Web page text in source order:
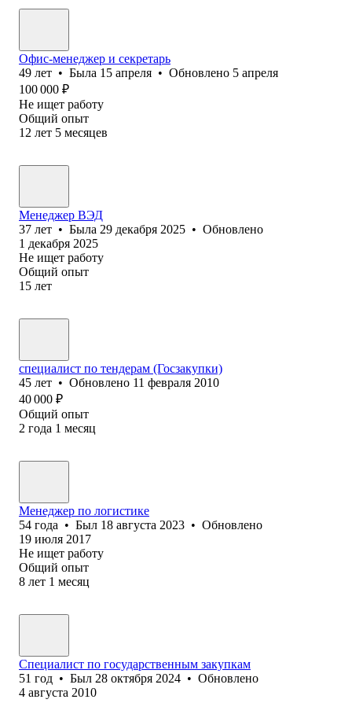
Офис-менеджер и секретарь
49 лет • Была 15 апреля • Обновлено 5 апреля
100 000 ₽
Не ищет работу
Общий опыт
12 лет 5 месяцев
Менеджер ВЭД
37 лет • Была 29 декабря 2025 • Обновлено
1 декабря 2025
Не ищет работу
Общий опыт
15 лет
специалист по тендерам (Госзакупки)
45 лет • Обновлено 11 февраля 2010
40 000 ₽
Общий опыт
2 года 1 месяц
Менеджер по логистике
54 года • Был 18 августа 2023 • Обновлено
19 июля 2017
Не ищет работу
Общий опыт
8 лет 1 месяц
Специалист по государственным закупкам
51 год • Был 28 октября 2024 • Обновлено
4 августа 2010